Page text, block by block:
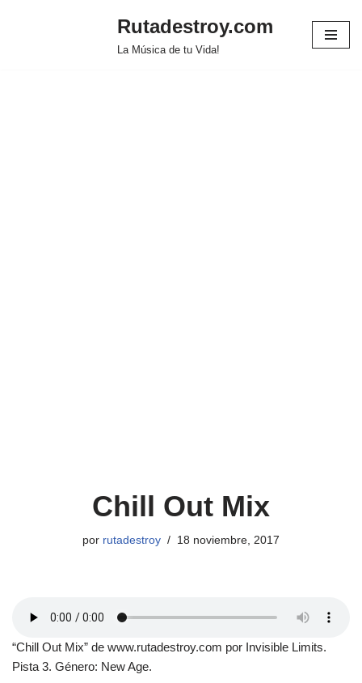
Rutadestroy.com
La Música de tu Vida!
Chill Out Mix
por rutadestroy 18 noviembre, 2017
“Chill Out Mix” de www.rutadestroy.com por Invisible Limits.
Pista 3. Género: New Age.